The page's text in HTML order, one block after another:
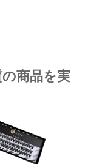
商品を実